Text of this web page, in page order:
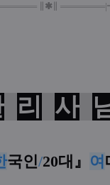
═════ ✱ ═══════|
리 사
국인/20대 』 여